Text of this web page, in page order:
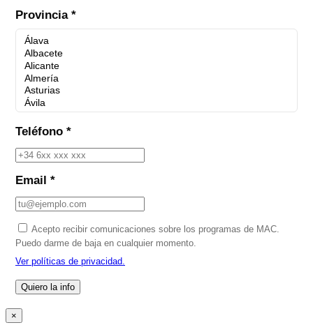
Provincia *
Teléfono *
Email *
Acepto recibir comunicaciones sobre los programas de MAC.
Puedo darme de baja en cualquier momento.
Ver políticas de privacidad.
×